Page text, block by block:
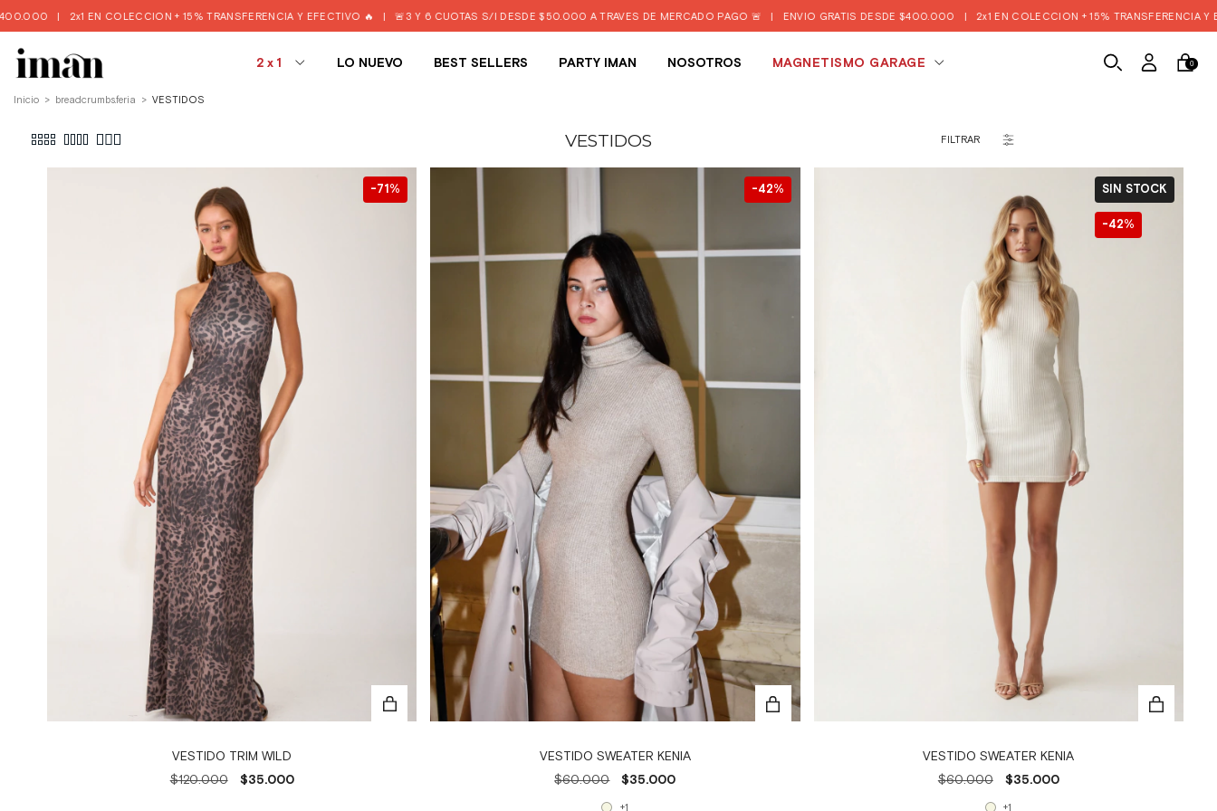
COLECCION + 15% TRANSFERENCIA Y EFECTIVO 🔥 | 🚨3 Y 6 CUOTAS S/I DESDE $50.000 A TRAVÉS DE MERCADO PAGO 🚨 | ENVIO GRATIS DESDE $400.000 | 2x1 EN COLECCION + 15% TRANSFERENCIA Y EFECTIVO 🔥 |
2x1 LO NUEVO BEST SELLERS PARTY IMAN NOSOTROS MAGNETISMO GARAGE 0
Inicio > breadcrumbs.feria > VESTIDOS
VESTIDOS FILTRAR
71%
VESTIDO TRIM WILD
$120.000
$35.000
42%
VESTIDO SWEATER KENIA
$60.000
$35.000
+1
SIN STOCK
42%
VESTIDO SWEATER KENIA
$60.000
$35.000
+1